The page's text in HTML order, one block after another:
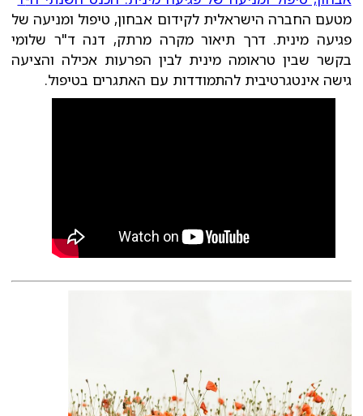
מטעם החברה הישראלית לקידום אבחון, טיפול ומניעה של
פגיעה מינית. דרך תיאור מקרה מרתק, דנה ד"ר שלומי
בקשר שבין טראומה מינית לבין הפרעות אכילה והציעה
גישה אינטגרטיבית להתמודדות עם האתגרים בטיפול.